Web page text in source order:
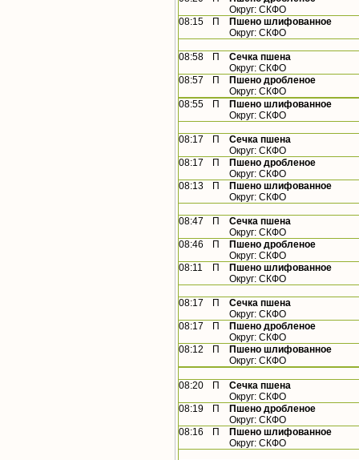
Округ: СКФО
08:15
П
Пшено шлифованное
Округ: СКФО
08:58 П Сечка пшена
Округ: СКФО
08:57
П
Пшено дробленое
Округ: СКФО
08:55
П
Пшено шлифованное
Округ: СКФО
08:17 П Сечка пшена
Округ: СКФО
08:17
П
Пшено дробленое
Округ: СКФО
08:13
П
Пшено шлифованное
Округ: СКФО
08:47 П Сечка пшена
Округ: СКФО
08:46
П
Пшено дробленое
Округ: СКФО
08:11
П
Пшено шлифованное
Округ: СКФО
08:17 П Сечка пшена
Округ: СКФО
08:17
П
Пшено дробленое
Округ: СКФО
08:12
П
Пшено шлифованное
Округ: СКФО
08:20 П Сечка пшена
Округ: СКФО
08:19
П
Пшено дробленое
Округ: СКФО
08:16
П
Пшено шлифованное
Округ: СКФО